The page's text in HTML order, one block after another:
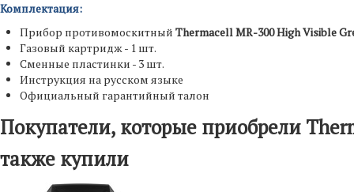
Комплектация:
Прибор противомоскитный Thermacell MR-300High Visible
Газовый картридж - 1 шт.
Сменные пластинки - 3 шт.
Инструкция на русском языке
Официальный гарантийный талон
Покупатели, которые приобрели
также купили